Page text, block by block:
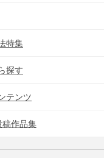
特集
探す
テンツ
作品集